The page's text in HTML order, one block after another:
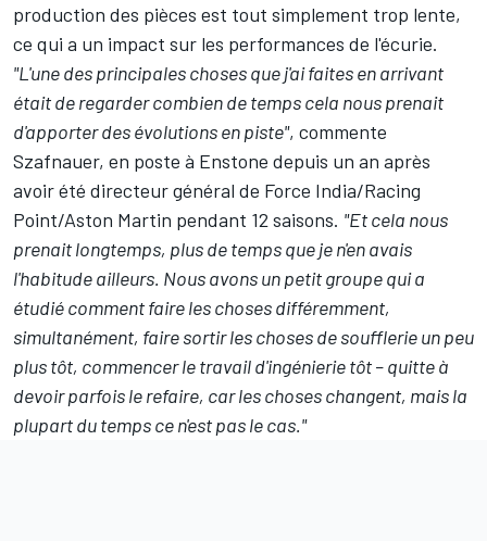
production des pièces est tout simplement trop lente,
ce qui a un impact sur les performances de l'écurie.
"L'une des principales choses que j'ai faites en arrivant
était de regarder combien de temps cela nous prenait
d'apporter des évolutions en piste", commente
Szafnauer, en poste à Enstone depuis un an après
avoir été directeur général de Force India/Racing
Point/Aston Martin pendant 12 saisons. "Et cela nous
prenait longtemps, plus de temps que je n'en avais
l'habitude ailleurs. Nous avons un petit groupe qui a
étudié comment faire les choses différemment,
simultanément, faire sortir les choses de soufflerie un peu
plus tôt, commencer le travail d'ingénierie tôt – quitte à
devoir parfois le refaire, car les choses changent, mais la
plupart du temps ce n'est pas le cas."